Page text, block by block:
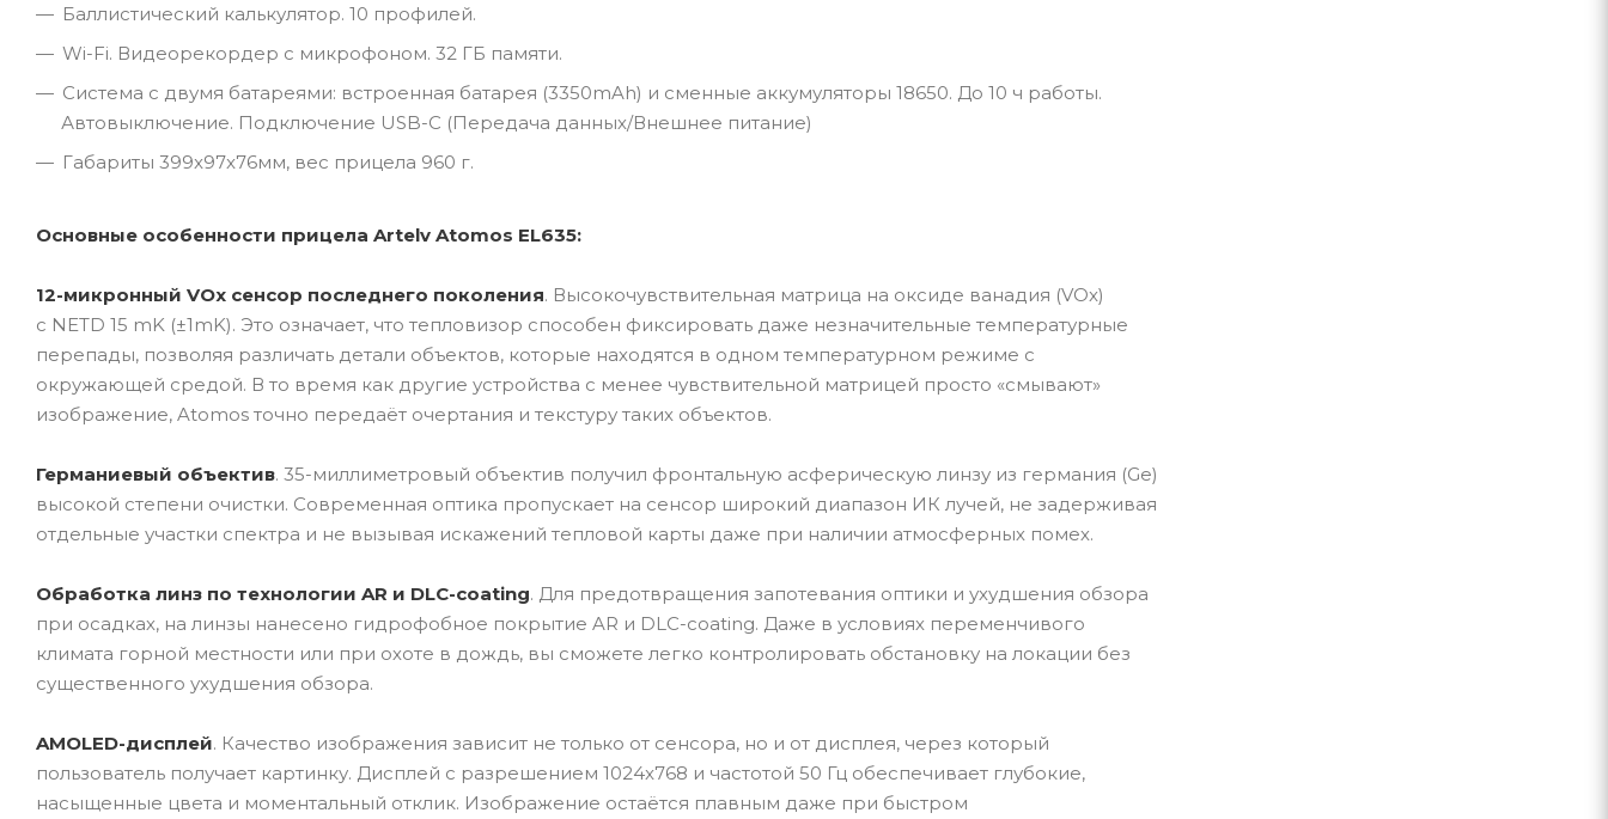
Баллистический калькулятор. 10 профилей.
Wi-Fi. Видеорекордер с микрофоном. 32 ГБ памяти.
Система с двумя батареями: встроенная батарея (3350mAh) и сменные аккумуляторы 18650. До 10 ч работы.
Автовыключение. Подключение USB-C (Передача данных/Внешнее питание)
Габариты 399x97x76мм, вес прицела 960 г.
Основные особенности прицела Artelv Atomos EL635:
12-микронный VOx сенсор последнего поколения. Высокочувствительная матрица на оксиде ванадия (VOx)
с NETD 15 mK (±1mK). Это означает, что тепловизор способен фиксировать даже незначительные температурные
перепады, позволяя различать детали объектов, которые находятся в одном температурном режиме с
окружающей средой. В то время как другие устройства с менее чувствительной матрицей просто «смывают»
изображение, Atomos точно передаёт очертания и текстуру таких объектов.
Германиевый объектив. 35-миллиметровый объектив получил фронтальную асферическую линзу из германия (Ge)
высокой степени очистки. Современная оптика пропускает на сенсор широкий диапазон ИК лучей, не задерживая
отдельные участки спектра и не вызывая искажений тепловой карты даже при наличии атмосферных помех.
Обработка линз по технологии AR и DLC-coating. Для предотвращения запотевания оптики и ухудшения обзора
при осадках, на линзы нанесено гидрофобное покрытие AR и DLC-coating. Даже в условиях переменчивого
климата горной местности или при охоте в дождь, вы сможете легко контролировать обстановку на локации без
существенного ухудшения обзора.
AMOLED-дисплей. Качество изображения зависит не только от сенсора, но и от дисплея, через который
пользователь получает картинку. Дисплей с разрешением 1024x768 и частотой 50 Гц обеспечивает глубокие,
насыщенные цвета и моментальный отклик. Изображение остаётся плавным даже при быстром